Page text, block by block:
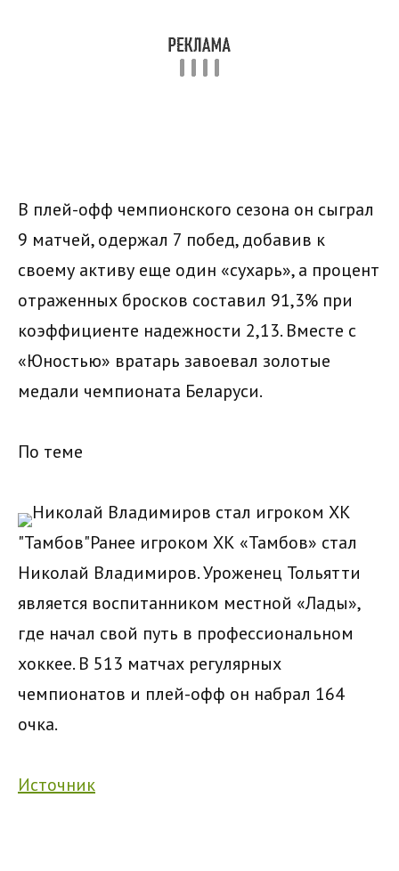
В плей-офф чемпионского сезона он сыграл
9 матчей, одержал 7 побед, добавив к
своему активу еще один «сухарь», а процент
отраженных бросков составил 91,3% при
коэффициенте надежности 2,13. Вместе с
«Юностью» вратарь завоевал золотые
медали чемпионата Беларуси.
По теме
Николай Владимиров стал игроком ХК
"Тамбов"Ранее игроком ХК «Тамбов» стал
Николай Владимиров. Уроженец Тольятти
является воспитанником местной «Лады»,
где начал свой путь в профессиональном
хоккее. В 513 матчах регулярных
чемпионатов и плей-офф он набрал 164
очка.
Источник